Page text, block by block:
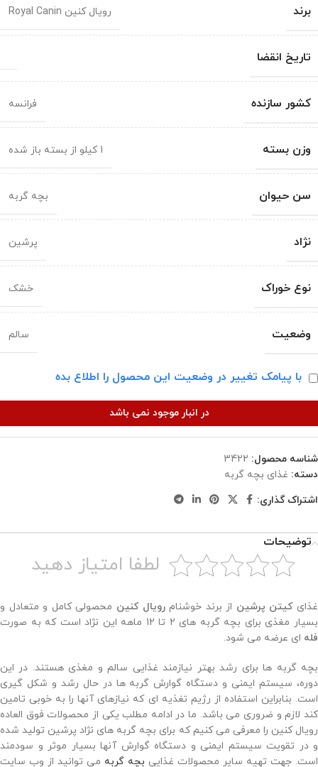
برند رویال کنین Royal Canin
تاریخ انقضا
کشور سازنده فرانسه
وزن بسته 1 کیلو از بسته باز شده
سن حیوان بچه گربه
نژاد پرشین
نوع خوراک خشک
وضعیت سالم
با پیامک تغییر در وضعیت این محصول را اطلاع بده
در انبار موجود نمی باشد
شناسه محصول: 3422
دسته: غذای بچه گربه
اشتراک گذاری:
توضیحات
لطفا امتیاز دهید
غذایکیتن پرشین از برند خوشنامرویال کنین محصولی کامل و متعادل و
بسیار مغذی برای بچه گربه های 2 تا 12 ماهه این نژاد است که به صورت
فله ای عرضه می شود.
بچه گربه ها برای رشد بهتر نیازمند غذایی سالم و مغذی هستند. در این
دوره، سیستم ایمنی و دستگاه گوارش گربه ها در حال رشد و شکل گیری
است. بنابراین استفاده از رژیم تغذیه ای که نیازهای آنها را به خوبی تامین
کند لازم و ضروری می باشد. ما در ادامه مطلب یکی از محصولات فوق العاده
رویال کنین را معرفی می کنیم که برای بچه گربه های نژاد پرشین تولید شده
و در تقویت سیستم ایمنی و دستگاه گوارش آنها بسیار موثر و سودمند
است. جهت تهیه سایر محصولات غذایی بچه گربه می توانید از وب سایت